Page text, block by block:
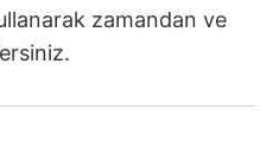
zamandan ve